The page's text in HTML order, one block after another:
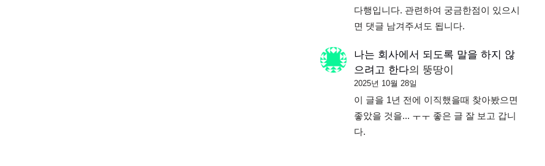
다행입니다. 관련하여 궁금한점이 있으시
면 댓글 남겨주셔도 됩니다.
나는 회사에서 되도록 말을 하지 않
으려고 한다의 뚱땅이
2025년 10월 28일
이 글을 1년 전에 이직했을때 찾아봤으면
좋았을 것을... ㅜㅜ 좋은 글 잘 보고 갑니
다.